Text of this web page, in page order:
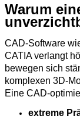
Warum
CAD‑Software
CATIA verlangt
bewegen sich
komplexen
Eine
extreme